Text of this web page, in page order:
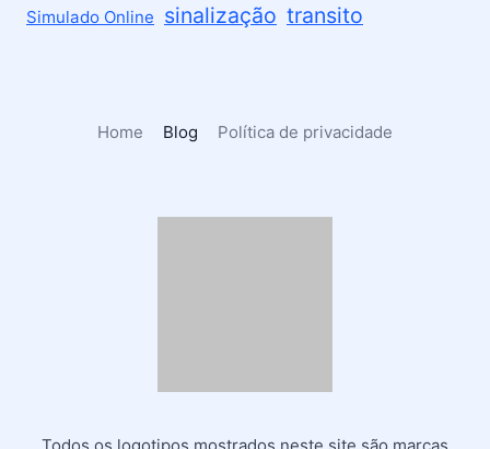
Simulado Online sinalização transito
Home Blog Política de privacidade